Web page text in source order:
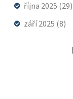
října 2025 (29)
září 2025 (8)